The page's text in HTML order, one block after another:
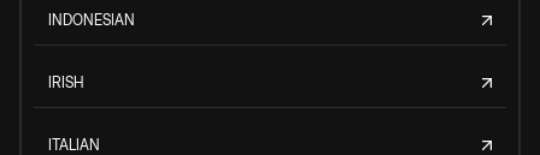
INDONESIAN
IRISH
ITALIAN